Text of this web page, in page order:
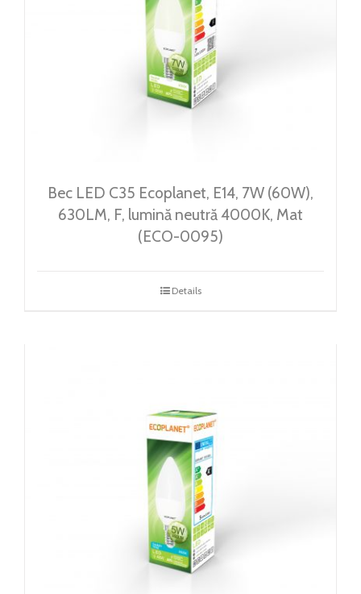
Bec LED C35 Ecoplanet, E14, 7W (60W),
630LM, F, lumină neutră 4000K, Mat
(ECO-0095)
Details